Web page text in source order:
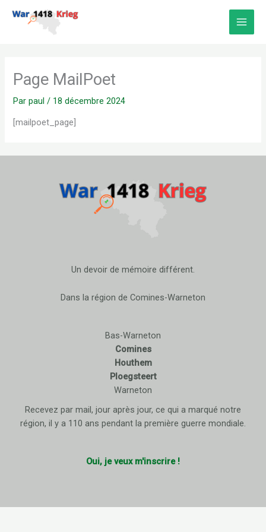
Page MailPoet
Parpaul/ 18 décembre 2024
[mailpoet_page]
Un devoir de mémoire différent.
Dans la région de Comines-Warneton
Bas-Warneton
Comines
Houthem
Ploegsteert
Warneton
Recevez par mail, jour après jour, ce qui a marqué notre
région, il y a 110 ans pendant la première guerre mondiale.
Oui, je veux m'inscrire !